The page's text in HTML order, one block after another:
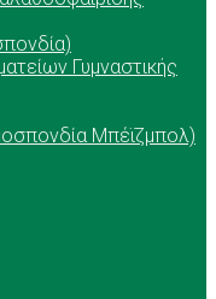
Γυμναστικής
Μπέϊζμπολ)